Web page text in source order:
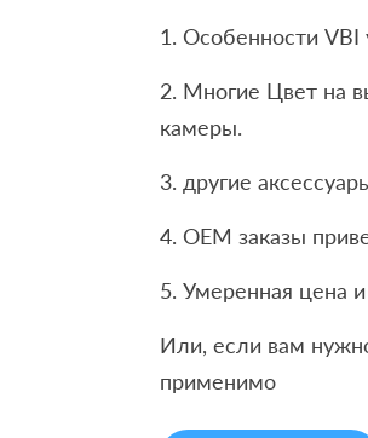
1. Особенности VBI
2. Многие Цвет на
камеры.
3. другие
4. OEM заказы
5. Умеренная цена
Или, если вам
применимо